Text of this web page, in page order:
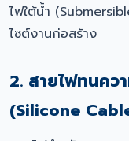
ไฟใต้น้ำ
ไซต์งานก่อสร้าง
2. สายไฟทนคว
(Silicone